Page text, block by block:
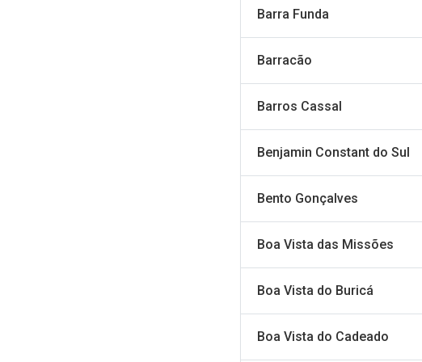
Barra Funda
Barracão
Barros Cassal
Benjamin Constant do Sul
Bento Gonçalves
Boa Vista das Missões
Boa Vista do Buricá
Boa Vista do Cadeado